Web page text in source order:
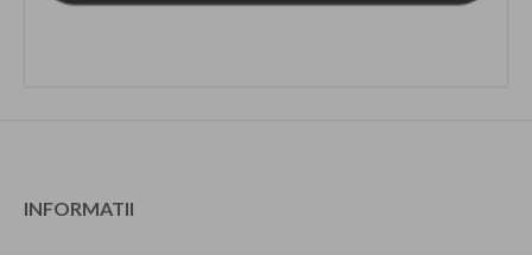
INFORMATII